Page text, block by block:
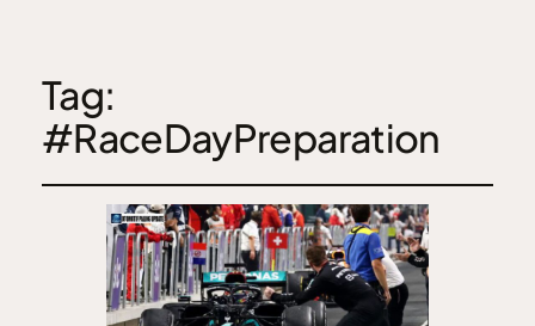
Tag:
#RaceDayPreparation